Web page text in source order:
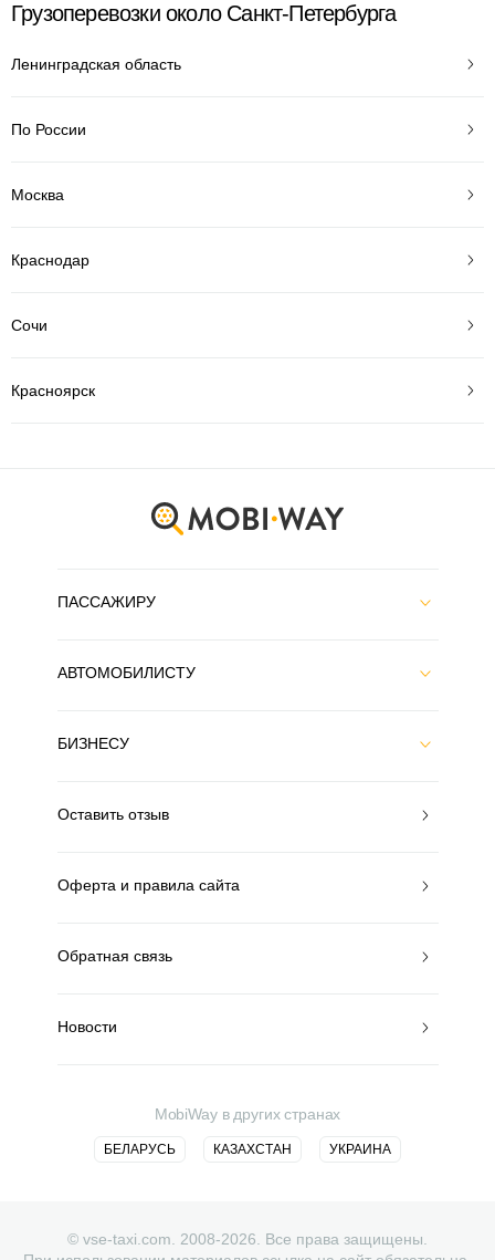
Грузоперевозки около Санкт-Петербурга
Ленинградская область
По России
Москва
Краснодар
Сочи
Красноярск
ПАССАЖИРУ
АВТОМОБИЛИСТУ
БИЗНЕСУ
Оставить отзыв
Оферта и правила сайта
Обратная связь
Новости
MobiWay в других странах
БЕЛАРУСЬ КАЗАХСТАН УКРАИНА
© vse-taxi.com. 2008-2026. Все права защищены.